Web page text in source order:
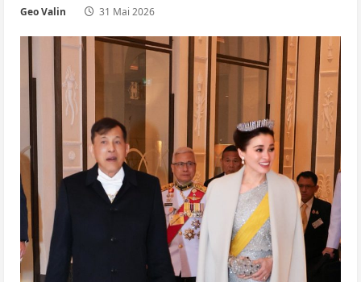
Geo Valin 31 Mai 2026